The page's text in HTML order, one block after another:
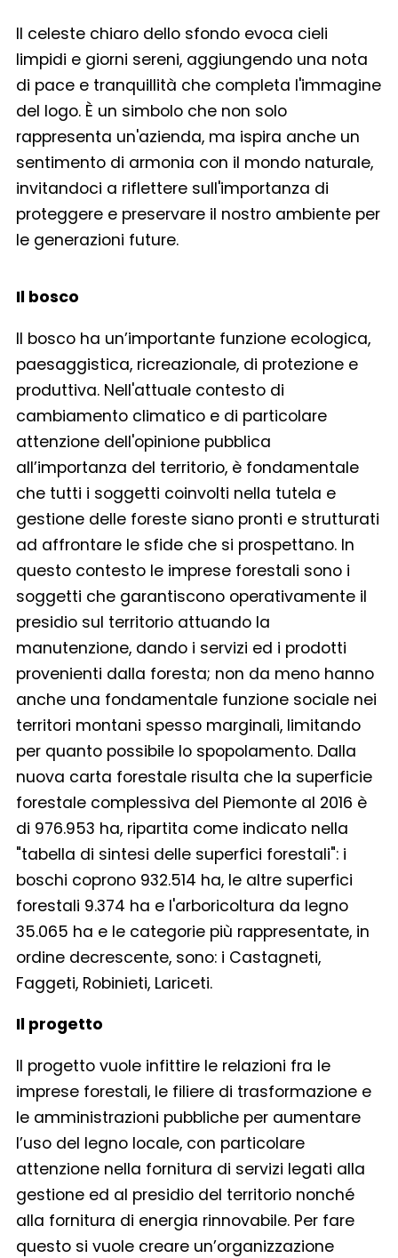
Il celeste chiaro dello sfondo evoca cieli
limpidi e giorni sereni, aggiungendo una nota
di pace e tranquillità che completa l'immagine
del logo. È un simbolo che non solo
rappresenta un'azienda, ma ispira anche un
sentimento di armonia con il mondo naturale,
invitandoci a riflettere sull'importanza di
proteggere e preservare il nostro ambiente per
le generazioni future.
Il bosco
Il bosco ha un’importante funzione ecologica,
paesaggistica, ricreazionale, di protezione e
produttiva. Nell'attuale contesto di
cambiamento climatico e di particolare
attenzione dell'opinione pubblica
all’importanza del territorio, è fondamentale
che tutti i soggetti coinvolti nella tutela e
gestione delle foreste siano pronti e strutturati
ad affrontare le sfide che si prospettano. In
questo contesto le imprese forestali sono i
soggetti che garantiscono operativamente il
presidio sul territorio attuando la
manutenzione, dando i servizi ed i prodotti
provenienti dalla foresta; non da meno hanno
anche una fondamentale funzione sociale nei
territori montani spesso marginali, limitando
per quanto possibile lo spopolamento. Dalla
nuova carta forestale risulta che la superficie
forestale complessiva del Piemonte al 2016 è
di 976.953 ha, ripartita come indicato nella
"tabella di sintesi delle superfici forestali": i
boschi coprono 932.514 ha, le altre superfici
forestali 9.374 ha e l'arboricoltura da legno
35.065 ha e le categorie più rappresentate, in
ordine decrescente, sono: i Castagneti,
Faggeti, Robinieti, Lariceti.
Il progetto
Il progetto vuole infittire le relazioni fra le
imprese forestali, le filiere di trasformazione e
le amministrazioni pubbliche per aumentare
l’uso del legno locale, con particolare
attenzione nella fornitura di servizi legati alla
gestione ed al presidio del territorio nonché
alla fornitura di energia rinnovabile. Per fare
questo si vuole creare un’organizzazione